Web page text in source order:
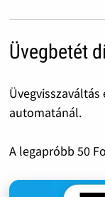
Üvegbetét
automatánál.
A legapróbb 50